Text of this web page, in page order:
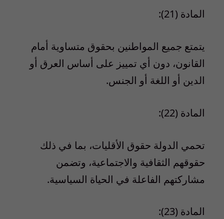
المادة (21):
يتمتع جميع المواطنين بحقوق متساوية أمام
القانون، دون أي تمييز على أساس العرق أو
الدين أو اللغة أو الجنس.
المادة (22):
تحمي الدولة حقوق الأقليات، بما في ذلك
حقوقهم الثقافية والاجتماعية، وتضمن
مشاركتهم الفاعلة في الحياة السياسية.
المادة (23):